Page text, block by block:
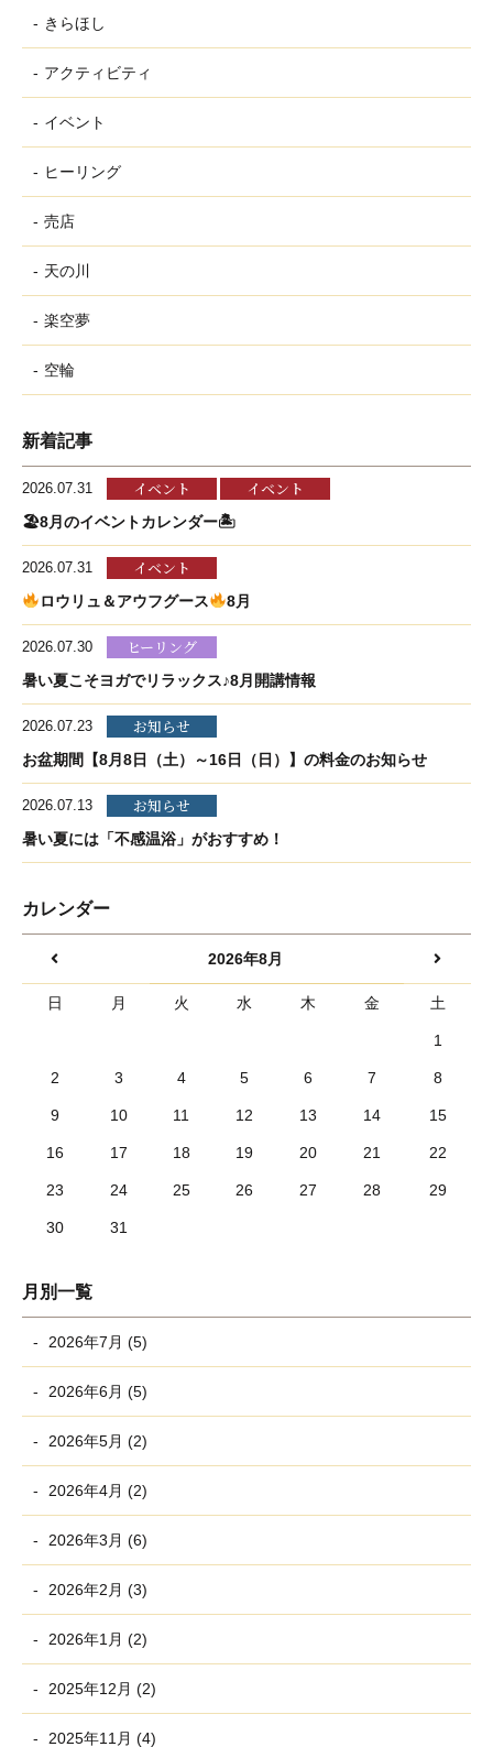
きらほし
アクティビティ
イベント
ヒーリング
売店
天の川
楽空夢
空輪
新着記事
2026.07.31 イベント イベント
🏖8月のイベントカレンダー🏝
2026.07.31 イベント
ロウリュ＆アウフグース 8月
2026.07.30 ヒーリング
暑い夏こそヨガでリラックス♪8月開講情報
2026.07.23 お知らせ
お盆期間【8月8日（土）～16日（日）】の料金のお知らせ
2026.07.13 お知らせ
暑い夏には「不感温浴」がおすすめ！
カレンダー
2026年8月
日 月 火 水 木 金 土
1
2 3 4 5 6 7 8
9 10 11 12 13 14 15
16 17 18 19 20 21 22
23 24 25 26 27 28 29
30 31
月別一覧
2026年7月 (5)
2026年6月 (5)
2026年5月 (2)
2026年4月 (2)
2026年3月 (6)
2026年2月 (3)
2026年1月 (2)
2025年12月 (2)
2025年11月 (4)